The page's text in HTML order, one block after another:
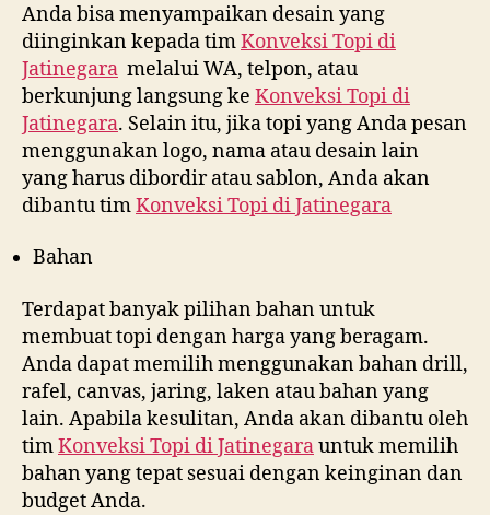
Anda bisa menyampaikan desain yang
diinginkan kepada timKonveksi Topi di
Jatinegara melalui WA, telpon, atau
berkunjung langsung ke Konveksi Topi di
Jatinegara. Selain itu, jika topi yang Anda pesan
menggunakan logo, nama atau desain lain
yang harus dibordir atau sablon, Anda akan
dibantu timKonveksi Topi diJatinegara
Bahan
Terdapat banyak pilihan bahan untuk
membuat topi dengan harga yang beragam.
Anda dapat memilih menggunakan bahan drill,
rafel, canvas, jaring, laken atau bahan yang
lain. Apabila kesulitan, Anda akan dibantu oleh
timKonveksi Topi diJatinegarauntuk memilih
bahan yang tepat sesuai dengan keinginan dan
budget Anda.